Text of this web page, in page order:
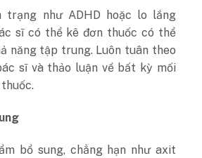
như ADHD hoặc lo lắng
sĩ có thể kê đơn thuốc có thể
năng tập trung. Luôn tuân theo
sĩ và thảo luận về bất kỳ mối
bổ sung, chẳng hạn như axit